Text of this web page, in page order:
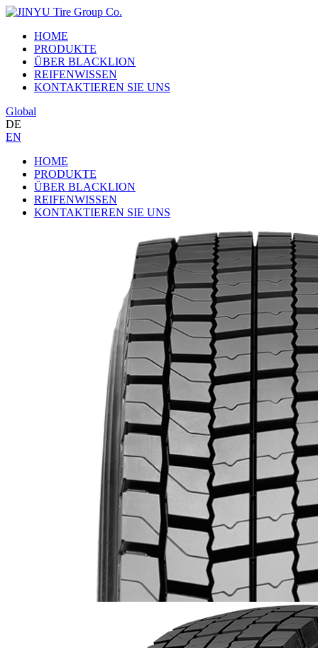
HOME
PRODUKTE
ÜBER BLACKLION
REIFENWISSEN
KONTAKTIEREN SIE UNS
Global
DE
EN
HOME
PRODUKTE
ÜBER BLACKLION
REIFENWISSEN
KONTAKTIEREN SIE UNS